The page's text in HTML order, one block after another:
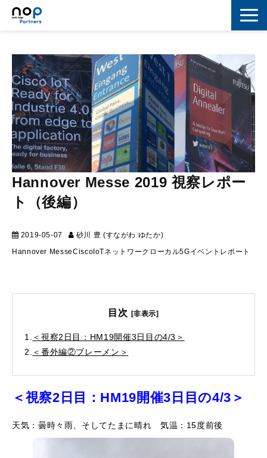
マーケティング
セキュリティ
IoT
コラボレーション
スキルアップ
Hannover Messe 2019 視察レポー
ト（後編）
2019-05-07 砂川 豊 (すながわ ゆたか)
Hannover MesseCiscoIoTネットワーク ローカル5Gイベントレポート
目次 [非表示]
1.
＜視察2日目：HM19開催3日目の4/3＞
2. ＜番外編②ブレーメン＞
＜視察2日目：HM19開催3日目の4/3＞
天気：曇時々雨、そしてたまに晴れ 気温：15度前後